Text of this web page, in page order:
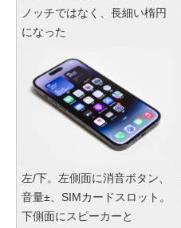
ノッチではなく、長細い楕円
になった
左/下。左側面に消音ボタン、
音量±、SIMカードスロット。
下側面にスピーカーと